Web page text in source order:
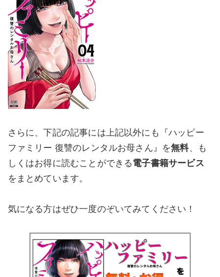
さらに、下記の記事には上記以外にも『ハッピー
ファミリー 復讐のレンタルお母さん』を無料、も
しくはお得に読むことができる電子書籍サービス
をまとめています。
気になる方はぜひ一度のぞいてみてください！